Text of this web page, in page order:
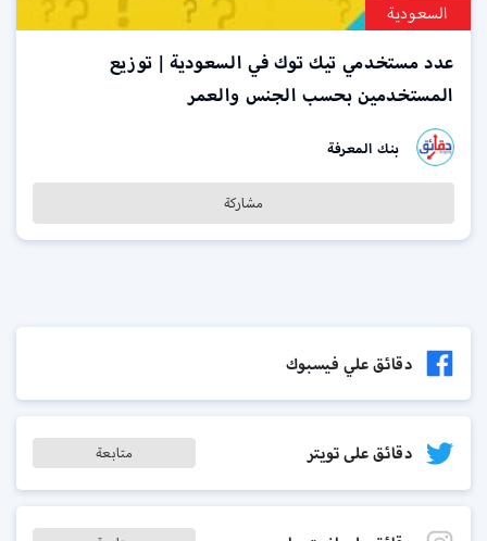
السعودية
عدد مستخدمي تيك توك في السعودية | توزيع
المستخدمين بحسب الجنس والعمر
بنك المعرفة
مشاركة
دقائق علي فيسبوك
دقائق على تويتر متابعة